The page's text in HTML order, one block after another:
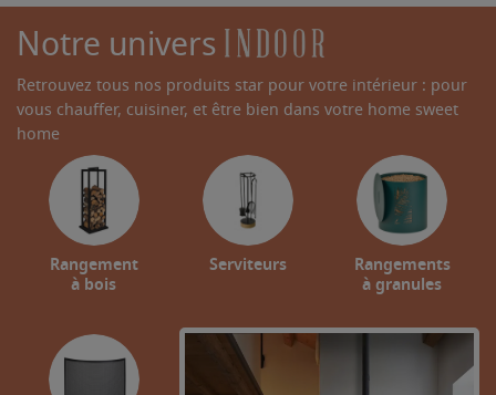
Notre univers
Retrouvez tous nos produits star pour votre intérieur : pour
vous chauffer, cuisiner, et être bien dans votre home sweet
home
Rangement
à bois
Serviteurs
Rangements
à granules